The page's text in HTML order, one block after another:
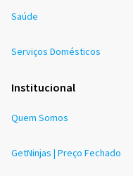
Saúde
Serviços Domésticos
Institucional
Quem Somos
GetNinjas | Preço Fechado